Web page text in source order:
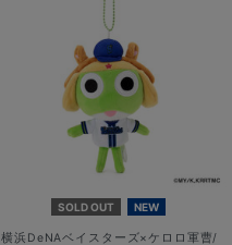
SOLD OUT NEW
横浜DeNAベイスターズ×ケロロ軍曹/